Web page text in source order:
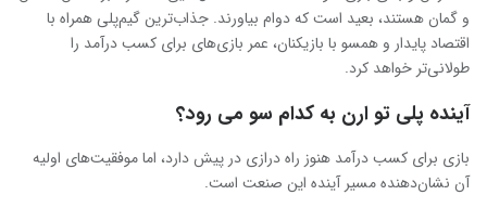
و گمان هستند، بعید است که دوام بیاورند. جذاب‌ترین گیم‌پلی همراه با
اقتصاد پایدار و همسو با بازیکنان، عمر بازی‌های برای کسب درآمد را
طولانی‌تر خواهد کرد.
آینده پلی تو ارن به کدام سو می رود؟
بازی برای کسب درآمد هنوز راه درازی در پیش دارد، اما موفقیت‌های اولیه
آن نشان‌دهنده مسیر آینده این صنعت است.